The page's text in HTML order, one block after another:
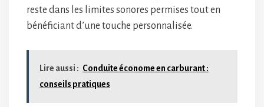
reste dans les limites sonores permises tout en
bénéficiant d’une touche personnalisée.
Lire aussi : Conduite économe en carburant :
conseils pratiques